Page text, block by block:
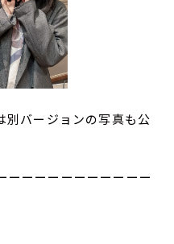
別バージョンの写真も公
ーーーーーーーーーーー